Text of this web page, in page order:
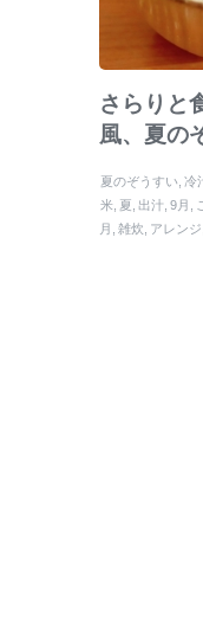
さらりと
風、夏の
夏のぞうすい 冷
米 夏 出汁 9月
月
雑炊 アレンジ